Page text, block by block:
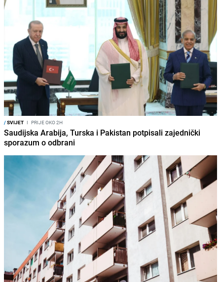
/SVIJET I PRIJE OKO 2H
Saudijska Arabija, Turska i Pakistan potpisali zajednički
sporazum o odbrani